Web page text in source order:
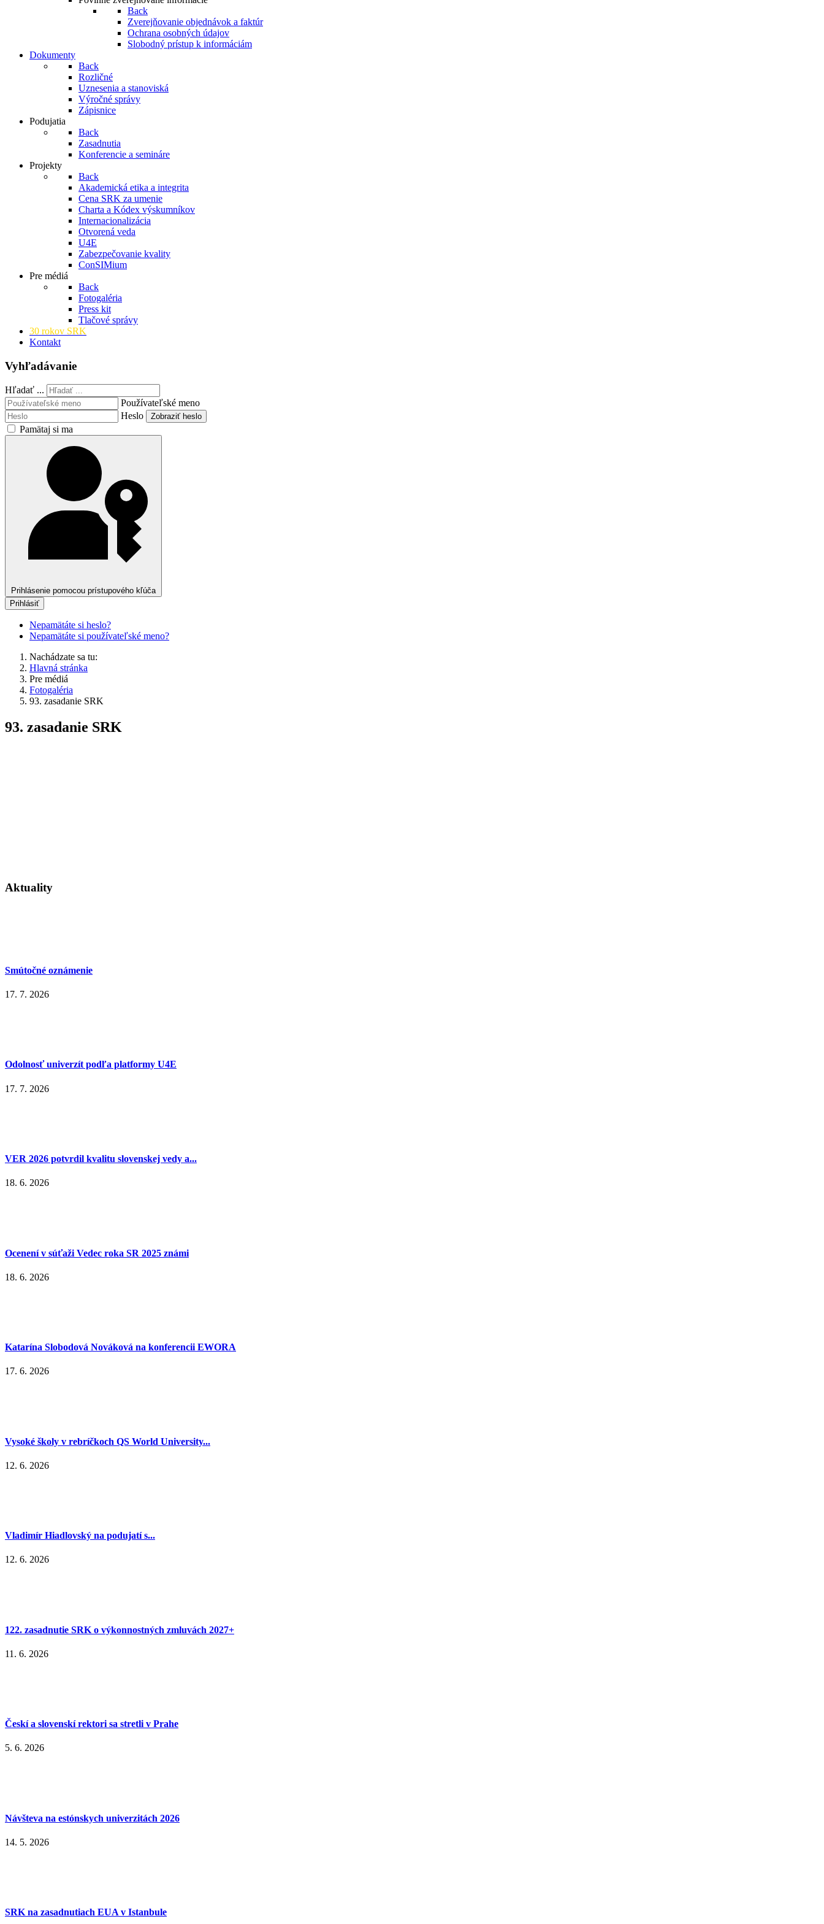
Back
Zverejňovanie objednávok a faktúr
Ochrana osobných údajov
Slobodný prístup k informáciám
Dokumenty
Back
Rozličné
Uznesenia a stanoviská
Výročné správy
Zápisnice
Podujatia
Back
Zasadnutia
Konferencie a semináre
Projekty
Back
Akademická etika a integrita
Cena SRK za umenie
Charta a Kódex výskumníkov
Internacionalizácia
Otvorená veda
U4E
Zabezpečovanie kvality
ConSIMium
Pre médiá
Back
Fotogaléria
Press kit
Tlačové správy
30 rokov SRK
Kontakt
Vyhľadávanie
Hľadať ...
Používateľské meno
Heslo
Zobraziť heslo
Pamätaj si ma
Prihlásenie pomocou prístupového kľúča
Prihlásiť
Nepamätáte si heslo?
Nepamätáte si používateľské meno?
Nachádzate sa tu:
Hlavná stránka
Pre médiá
Fotogaléria
93. zasadanie SRK
93. zasadanie SRK
Aktuality
Smútočné oznámenie
17. 7. 2026
Odolnosť univerzít podľa platformy U4E
17. 7. 2026
VER 2026 potvrdil kvalitu slovenskej vedy a...
18. 6. 2026
Ocenení v súťaži Vedec roka SR 2025 známi
18. 6. 2026
Katarína Slobodová Nováková na konferencii EWORA
17. 6. 2026
Vysoké školy v rebríčkoch QS World University...
12. 6. 2026
Vladimír Hiadlovský na podujatí s...
12. 6. 2026
122. zasadnutie SRK o výkonnostných zmluvách 2027+
11. 6. 2026
Českí a slovenskí rektori sa stretli v Prahe
5. 6. 2026
Návšteva na estónskych univerzitách 2026
14. 5. 2026
SRK na zasadnutiach EUA v Istanbule